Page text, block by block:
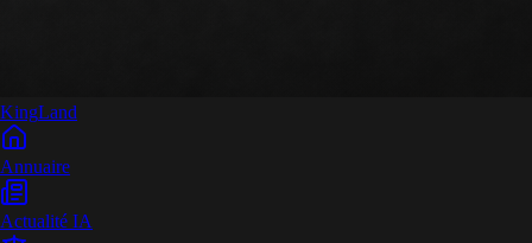
KingLand
Annuaire
Actualité IA